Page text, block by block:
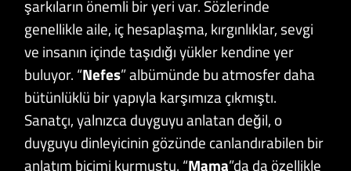
şarkıların önemli bir yeri var. Sözlerinde
genellikle aile, iç hesaplaşma, kırgınlıklar, sevgi
ve insanın içinde taşıdığı yükler kendine yer
buluyor. “Nefes” albümünde bu atmosfer daha
bütünlüklü bir yapıyla karşımıza çıkmıştı.
Sanatçı, yalnızca duyguyu anlatan değil, o
duyguyu dinleyicinin gözünde canlandırabilen bir
anlatım biçimi kurmuştu. “Mama”da da özellikle